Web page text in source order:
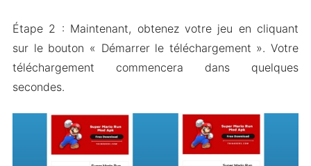
Étape 2 : Maintenant, obtenez votre jeu en cliquant
sur le bouton « Démarrer le téléchargement ». Votre
téléchargement commencera dans quelques
secondes.